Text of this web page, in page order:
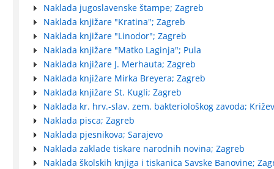
Naklada jugoslavenske štampe; Zagreb
Naklada knjižare "Kratina"; Zagreb
Naklada knjižare "Linodor"; Zagreb
Naklada knjižare "Matko Laginja"; Pula
Naklada knjižare J. Merhauta; Zagreb
Naklada knjižare Mirka Breyera; Zagreb
Naklada knjižare St. Kugli; Zagreb
Naklada kr. hrv.-slav. zem. bakteriološkog zavoda;
Naklada pisca; Zagreb
Naklada pjesnikova; Sarajevo
Naklada zaklade tiskare narodnih novina; Zagreb
Naklada školskih knjiga i tiskanica Savske Banovine;